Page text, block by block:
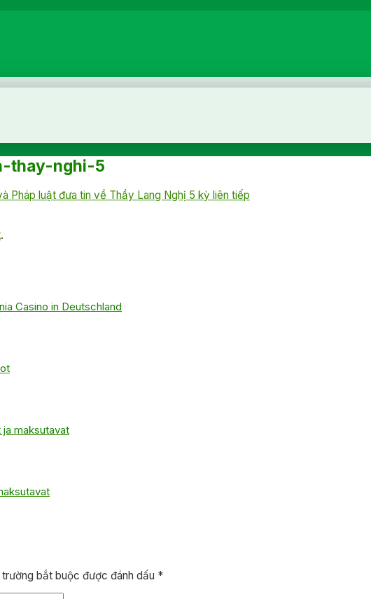
thay-nghi-5
Pháp luật đưa tin về Thầy Lang Nghị 5 kỳ liên tiếp
.
Casino in Deutschland
maksutavat
bắt buộc được đánh dấu *